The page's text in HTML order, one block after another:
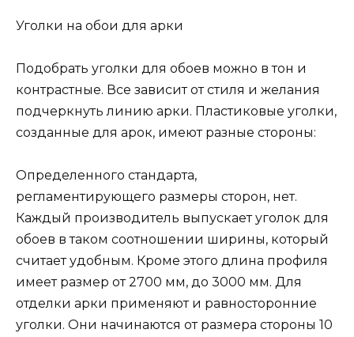
Уголки на обои для арки
Подобрать уголки для обоев можно в тон и
контрастные. Все зависит от стиля и желания
подчеркнуть линию арки. Пластиковые уголки,
созданные для арок, имеют разные стороны:
Определенного стандарта,
регламентирующего размеры сторон, нет.
Каждый производитель выпускает уголок для
обоев в таком соотношении ширины, который
считает удобным. Кроме этого длина профиля
имеет размер от 2700 мм, до 3000 мм. Для
отделки арки применяют и равносторонние
уголки. Они начинаются от размера стороны 10